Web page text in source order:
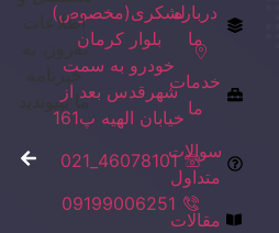
درباره
ما
خدمات
ما
سوالات
متداول
مقالات
لشکری(مخصوص)
بلوار کرمان
خودرو به سمت
شهرقدس بعد از
خیابان الهیه پ161
46078101_021
09199006251
اطلاعات
به‌روز، به
خبرنامه
ما بپیوندید